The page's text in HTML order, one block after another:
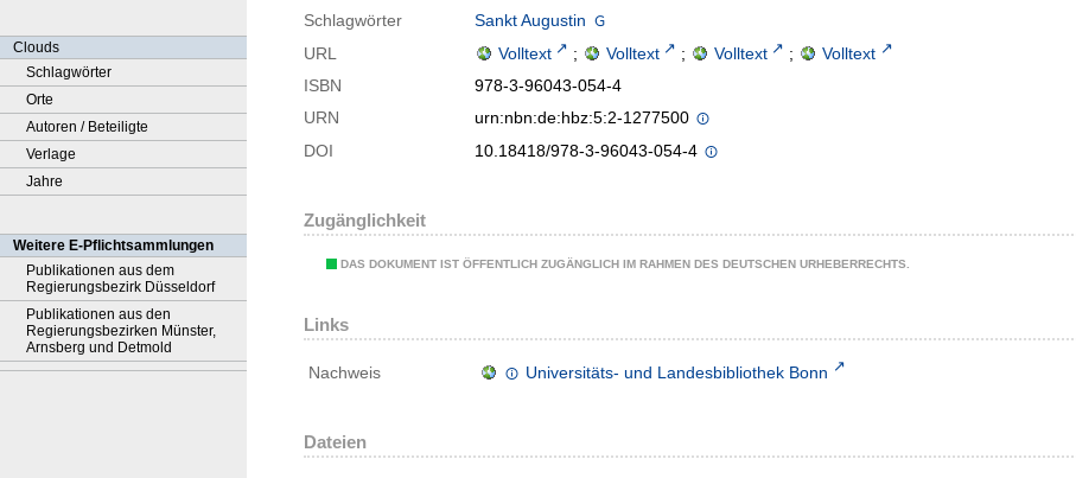
Clouds
Schlagwörter
Orte
Autoren / Beteiligte
Verlage
Jahre
Weitere E-Pflichtsammlungen
Publikationen aus dem
Regierungsbezirk Düsseldorf
Publikationen aus den
Regierungsbezirken Münster,
Arnsberg und Detmold
Schlagwörter
Sankt Augustin
URL
Volltext ; Volltext ; Volltext ;
Volltext
ISBN
978-3-96043-054-4
URN
urn:nbn:de:hbz:5:2-1277500
DOI
10.18418/978-3-96043-054-4
Zugänglichkeit
DAS DOKUMENT IST ÖFFENTLICH ZUGÄNGLICH IM RAHMEN DES DEUTSCHEN URHEBERRECHTS.
Links
Nachweis Universitäts- und Landesbibliothek Bonn
Dateien